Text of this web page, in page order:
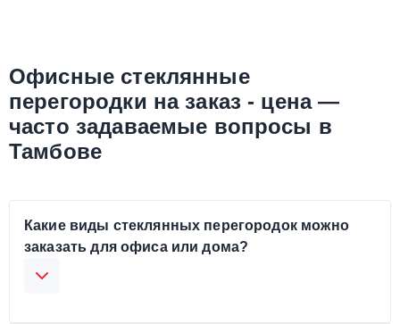
Офисные стеклянные
перегородки на заказ - цена —
часто задаваемые вопросы в
Тамбове
Какие виды стеклянных перегородок можно
заказать для офиса или дома?